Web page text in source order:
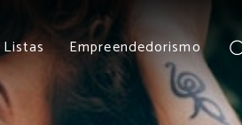
Listas Empreendedorismo